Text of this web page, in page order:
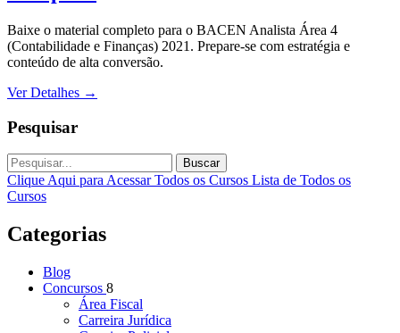
Baixe o material completo para o BACEN Analista Área 4
(Contabilidade e Finanças) 2021. Prepare-se com estratégia e
conteúdo de alta conversão.
Ver Detalhes →
Pesquisar
Buscar
Clique Aqui para Acessar Todos os Cursos Lista de Todos os
Cursos
Categorias
Blog
Concursos 8
Área Fiscal
Carreira Jurídica